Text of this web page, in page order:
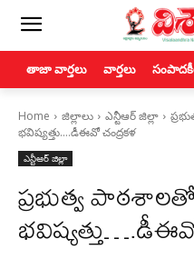
తాజా వార్తలు వార్తలు
Home జిల్లాలు ఎన్టీఆర్ జిల్లా
భవిష్యత్తు….డీఈవో చంద్రకళ
ఎన్టీఆర్ జిల్లా
ప్రభుత్వ